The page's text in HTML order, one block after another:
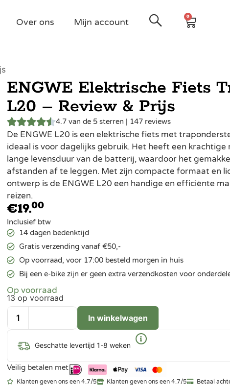
Over ons Mijn account
0
ENGWE Elektrische Fiets
L20 – Review & Prijs
4.7 van de 5 sterren | 147 reviews
De ENGWE L20 is een elektrische fiets met
ideaal is voor dagelijks gebruik. Het heeft een krachtige
lange levensduur van de batterij, waardoor het
afstanden af te leggen. Met zijn compacte formaat en
ontwerp is de ENGWE L20 een handige en efficiënte
reizen.
€19.00
Inclusief btw
14 dagen bedenktijd
Gratis verzending vanaf €50,-
Op voorraad, voor 17:00 besteld morgen in huis
Bij een e-bike zijn er geen extra verzendkosten voor
Op voorraad
13 op voorraad
In winkelwagen
Geschatte levertijd 1-8 weken
Veilig betalen met
Klanten geven ons een 4.7/5 Klanten geven ons een 4.7/5 Betaal